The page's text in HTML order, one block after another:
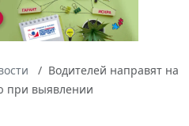
Водителей направят на
при выявлении